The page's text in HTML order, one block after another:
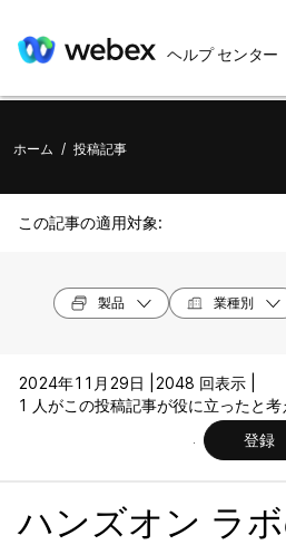
ヘルプ センター
ホーム / 投稿記事
この記事の適用対象:
製品 業種別
2024年11月29日 |
2048 回表示 |
1 人がこの投稿記事が役に立ったと考
登録
ハンズオン ラ